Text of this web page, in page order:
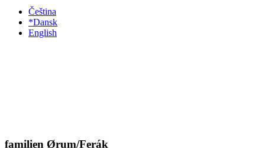
Čeština
*Dansk
English
familien Ørum/Ferák